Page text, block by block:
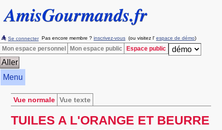
Se connecter Pas encore membre ? inscrivez-vous (ou visitez l' espace de démo)
Mon espace personnel Mon espace public Espace public
Menu
Vue normale Vue texte
TUILES A L'ORANGE ET BEURRE